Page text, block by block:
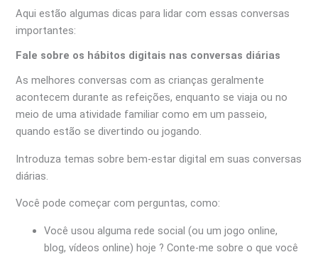
Aqui estão algumas dicas para lidar com essas conversas
importantes:
Fale sobre os hábitos digitais nas conversas diárias
As melhores conversas com as crianças geralmente
acontecem durante as refeições, enquanto se viaja ou no
meio de uma atividade familiar como em um passeio,
quando estão se divertindo ou jogando.
Introduza temas sobre bem-estar digital em suas conversas
diárias.
Você pode começar com perguntas, como:
Você usou alguma rede social (ou um jogo online,
blog, vídeos online) hoje ? Conte-me sobre o que você